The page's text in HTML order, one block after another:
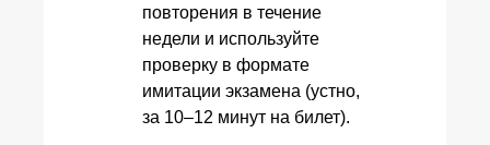
повторения в течение
недели и используйте
проверку в формате
имитации экзамена (устно,
за 10–12 минут на билет).